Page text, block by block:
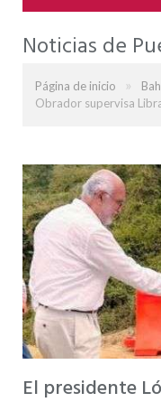
Noticias de
Página de inicio »
Obrador supervisa
El presidente